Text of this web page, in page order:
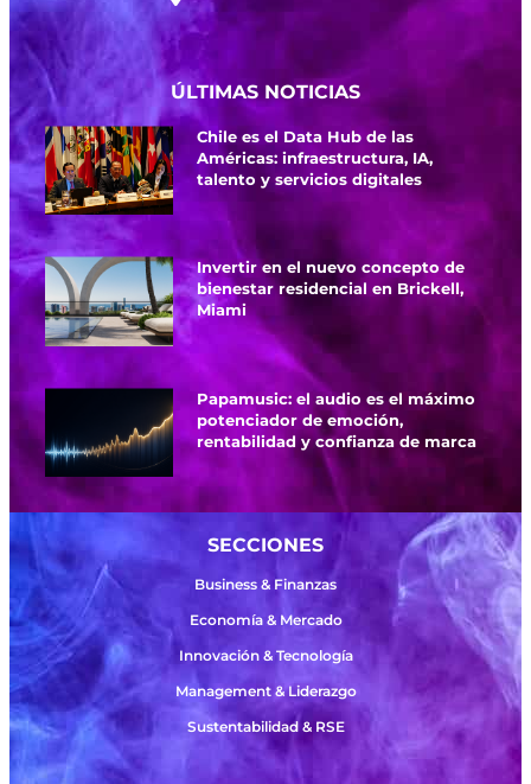
ÚLTIMAS NOTICIAS
Chile es el Data Hub de las
Américas: infraestructura, IA,
talento y servicios digitales
Invertir en el nuevo concepto de
bienestar residencial en Brickell,
Miami
Papamusic: el audio es el máximo
potenciador de emoción,
rentabilidad y confianza de marca
SECCIONES
Business & Finanzas
Economía & Mercado
Innovación & Tecnología
Management & Liderazgo
Sustentabilidad & RSE